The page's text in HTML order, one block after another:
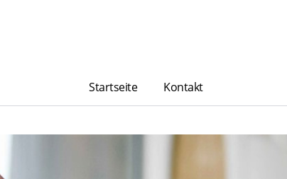
Startseite Kontakt